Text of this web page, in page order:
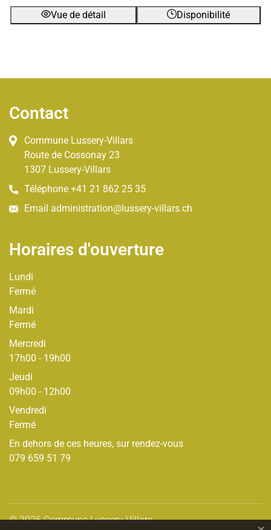
Vue de détail
Disponibilité
Contact
Commune Lussery-Villars
Route de Cossonay 23
1307 Lussery-Villars
Téléphone +41 21 862 25 35
Email administration@lussery-villars.ch
Horaires d'ouverture
Lundi
Fermé
Mardi
Fermé
Mercredi
17h00 - 19h00
Jeudi
09h00 - 12h00
Vendredi
Fermé
En dehors de ces heures, sur rendez-vous
079 659 51 79
© 2026 Commune Lussery-Villars
Toolbar